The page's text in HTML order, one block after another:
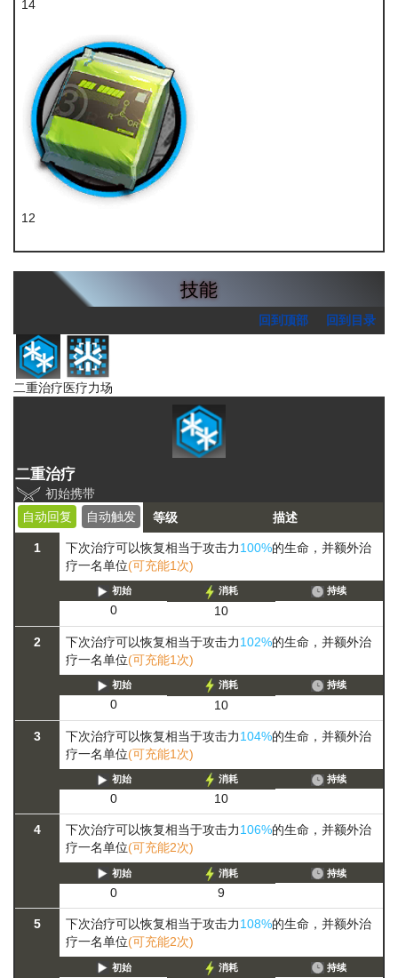
14
12
技能
回到顶部 回到目录
二重治疗医疗力场
二重治疗
初始携带
自动回复
自动触发 等级 描述
1 下次治疗可以恢复相当于攻击力100%的生命，并额外治
疗一名单位(可充能1次)
初始
0
消耗
10
持续
2 下次治疗可以恢复相当于攻击力102%的生命，并额外治
疗一名单位(可充能1次)
初始
0
消耗
10
持续
3 下次治疗可以恢复相当于攻击力104%的生命，并额外治
疗一名单位(可充能1次)
初始
0
消耗
10
持续
4 下次治疗可以恢复相当于攻击力106%的生命，并额外治
疗一名单位(可充能2次)
初始
0
消耗
9
持续
5 下次治疗可以恢复相当于攻击力108%的生命，并额外治
疗一名单位(可充能2次)
初始 消耗 持续